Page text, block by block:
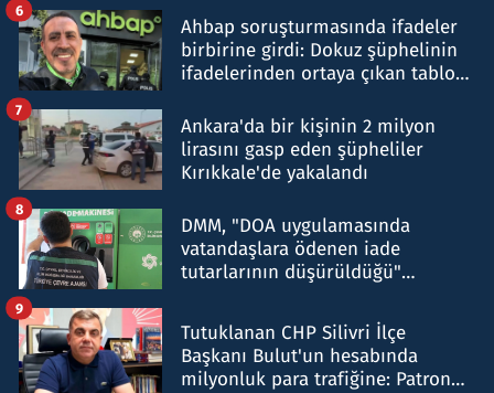
Ahbap soruşturmasında ifadeler
birbirine girdi: Dokuz şüphelinin
ifadelerinden ortaya çıkan tablo
6
Ankara'da bir kişinin 2 milyon
lirasını gasp eden şüpheliler
Kırıkkale'de yakalandı
7
DMM, "DOA uygulamasında
vatandaşlara ödenen iade
tutarlarının düşürüldüğü"
8
Tutuklanan CHP Silivri İlçe
Başkanı Bulut'un hesabında
milyonluk para trafiğine: Patron
9